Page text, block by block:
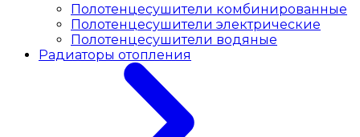
Полотенцесушители комбинированные
Полотенцесушители электрические
Полотенцесушители водяные
Радиаторы отопления